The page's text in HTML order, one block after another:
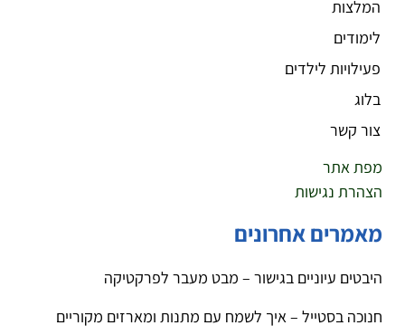
המלצות
לימודים
פעילויות לילדים
בלוג
צור קשר
מפת אתר
הצהרת נגישות
מאמרים אחרונים
היבטים עיוניים בגישור – מבט מעבר לפרקטיקה
חנוכה בסטייל – איך לשמח עם מתנות ומארזים מקוריים